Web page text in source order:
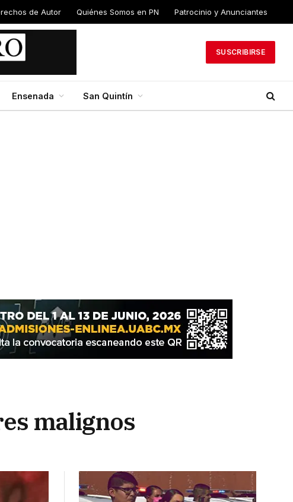
de Autor Quiénes Somos en PN Patrocinio y Anunciantes
SUSCRIBIRSE
Ensenada San Quintín
malignos